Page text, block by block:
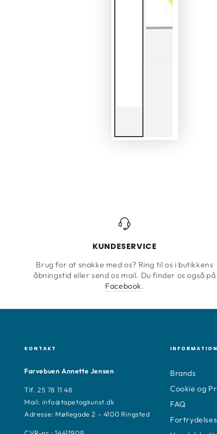
KUNDESERVICE
Brug for at snakke med os? Ring til os i butikkens
åbningstid eller send os mail. Du finder os også på
Facebook.
KONTAKT
Farvebuen Annette Jensen
Tlf. 25 78 11 48
Mail: info@tapetogkunst.dk
Adresse: Møllegade 2 – 4100 Ringsted
INFORMATION
Brands
Cookie og
FAQ